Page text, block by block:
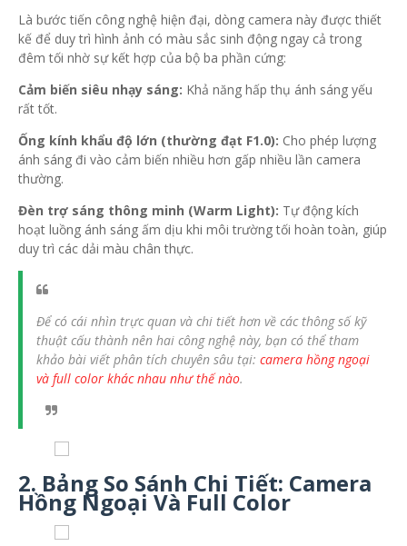
Là bước tiến công nghệ hiện đại, dòng camera này được thiết
kế để duy trì hình ảnh có màu sắc sinh động ngay cả trong
đêm tối nhờ sự kết hợp của bộ ba phần cứng:
Cảm biến siêu nhạy sáng: Khả năng hấp thụ ánh sáng yếu
rất tốt.
Ống kính khẩu độ lớn (thường đạt F1.0): Cho phép lượng
ánh sáng đi vào cảm biến nhiều hơn gấp nhiều lần camera
thường.
Đèn trợ sáng thông minh (Warm Light): Tự động kích
hoạt luồng ánh sáng ấm dịu khi môi trường tối hoàn toàn, giúp
duy trì các dải màu chân thực.
Để có cái nhìn trực quan và chi tiết hơn về các thông số kỹ
thuật cấu thành nên hai công nghệ này, bạn có thể tham
khảo bài viết phân tích chuyên sâu tại: camera hồng ngoại
và full color khác nhau như thế nào.
2. Bảng So Sánh Chi Tiết: Camera
Hồng Ngoại Và Full Color